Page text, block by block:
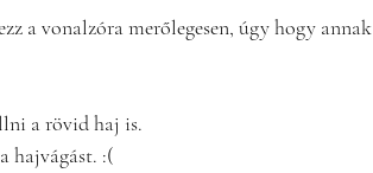
a vonalzóra merőlegesen, úgy hogy annak
a rövid haj is.
hajvágást. :(